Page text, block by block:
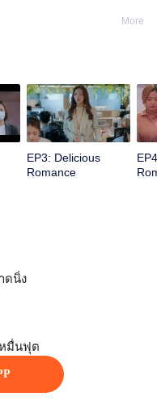
More
EP3: Delicious
Romance
ดนิ่ง
มื่นฟุต